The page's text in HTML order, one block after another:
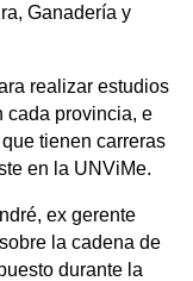
Ganadería y
realizar estudios
cada provincia, e
tienen carreras
en la UNViMe.
ex gerente
la cadena de
durante la